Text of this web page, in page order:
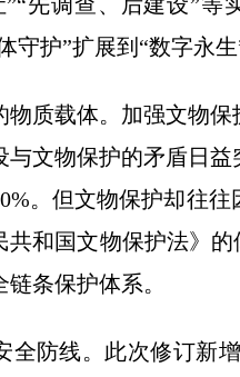
守护”扩展到“数字永
物质载体。加强文物
与文物保护的矛盾日
。但文物保护却往
共和国文物保护法》
条保护体系。
全防线。此次修订新